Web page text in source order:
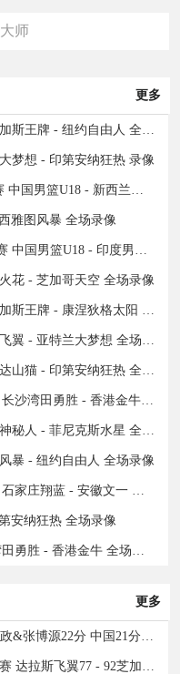
师
更多
2024年09月09日WNBA常规赛 拉斯维加斯王牌 - 纽约自由人 全场录像
梦想 - 印第安纳狂热 录像
2024年09月08日U18亚洲杯男篮半决赛 中国男篮U18 - 新西兰男篮U18 录像
雅图风暴 全场录像
2024年09月07日U18亚洲杯男篮1/4决赛 中国男篮U18 - 印度男篮U18 录像
花 - 芝加哥天空 全场录像
2024年09月07日WNBA常规赛 拉斯维加斯王牌 - 康涅狄格太阳 全场录像
2024年09月07日WNBA常规赛 达拉斯飞翼 - 亚特兰大梦想 全场录像
2024年09月07日WNBA常规赛 明尼苏达山猫 - 印第安纳狂热 全场录像
2024年09月06日NBL季后赛半决赛G4 长沙湾田勇胜 - 香港金牛 全场录像
2024年09月06日WNBA常规赛 华盛顿神秘人 - 菲尼克斯水星 全场录像
暴 - 纽约自由人 全场录像
2024年09月05日NBL季后赛半决赛G3 石家庄翔蓝 - 安徽文一 全场录像
安纳狂热 全场录像
2024年09月04日NBL半决赛G3 长沙湾田勇胜 - 香港金牛 全场录像
更多
2024年09月10日 U18亚洲杯男篮-陈家政&张博源22分 中国21分大胜约旦夺季军！
2024年09月09日 09月09日WNBA常规赛 达拉斯飞翼77 - 92芝加哥天空 全场集锦